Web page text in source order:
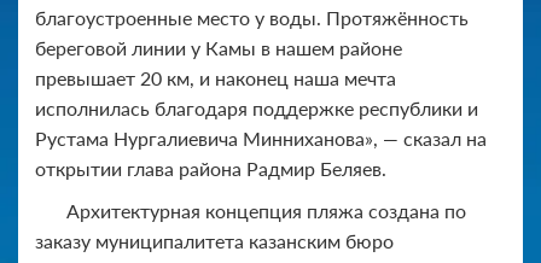
благоустроенные место у воды. Протяжённость
береговой линии у Камы в нашем районе
превышает 20 км, и наконец наша мечта
исполнилась благодаря поддержке республики и
Рустама Нургалиевича Минниханова», — сказал на
открытии глава района Радмир Беляев.
Архитектурная концепция пляжа создана по
заказу муниципалитета казанским бюро